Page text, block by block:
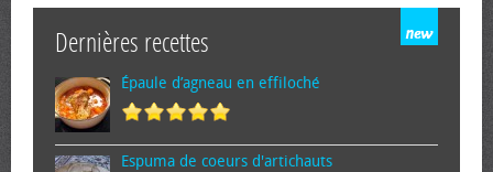
Dernières recettes
Épaule d’agneau en effiloché
Espuma de cœurs d'artichauts